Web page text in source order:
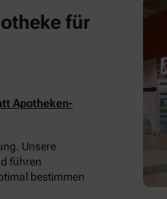
für
Apotheken-
Unsere
führen
bestimmen